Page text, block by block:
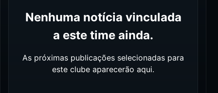
Nenhuma notícia vinculada
a este time ainda.
As próximas publicações selecionadas para
este clube aparecerão aqui.